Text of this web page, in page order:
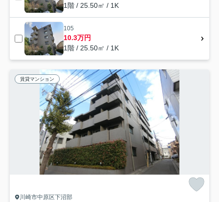
1階 / 25.50㎡ / 1K
105
10.3万円
1階 / 25.50㎡ / 1K
賃貸マンション
川崎市中原区下沼部